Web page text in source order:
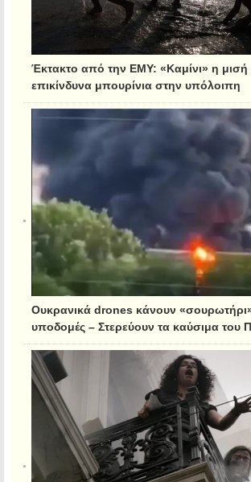
Έκτακτο από την ΕΜΥ: «Καμίνι» η μισή
επικίνδυνα μπουρίνια στην υπόλοιπη
Ουκρανικά drones κάνουν «σουρωτήρι»
υποδομές – Στερεύουν τα καύσιμα του